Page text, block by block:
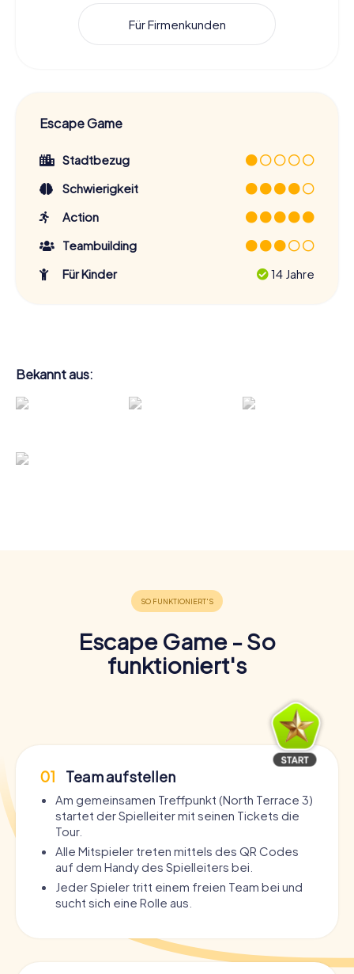
Für Firmenkunden
Escape Game
Stadtbezug
Schwierigkeit
Action
Teambuilding
Für Kinder
14 Jahre
Bekannt aus:
Escape Game - So
funktioniert's
01 Team aufstellen
Am gemeinsamen Treffpunkt (North Terrace 3)
startet der Spielleiter mit seinen Tickets die
Tour.
Alle Mitspieler treten mittels des QR Codes
auf dem Handy des Spielleiters bei.
Jeder Spieler tritt einem freien Team bei und
sucht sich eine Rolle aus.